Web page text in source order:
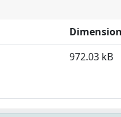
972.03 kB